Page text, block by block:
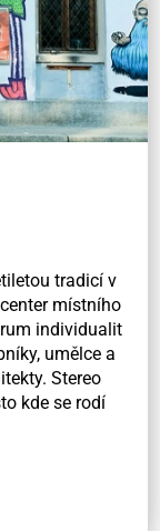
tradicí v
místního
individualit
umělce a
Stereo
kde se rodí